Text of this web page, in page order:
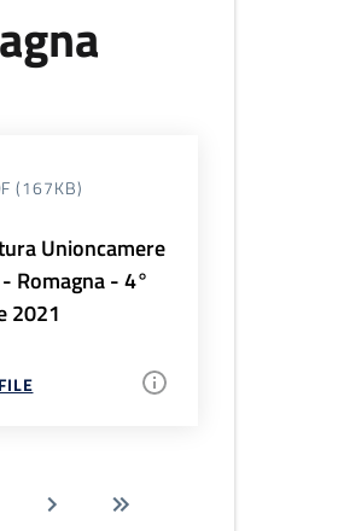
(167KB)
Unioncamere
Romagna - 4°
2021